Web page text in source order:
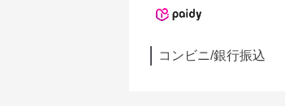
コンビニ/銀行振込